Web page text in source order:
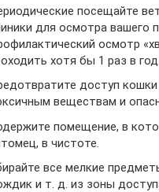
посещайте
для осмотра вашего
осмотр
хотя бы 1 раз в год.
доступ
веществам и
помещение, в
в чистоте.
все мелкие
и т. д. из зоны